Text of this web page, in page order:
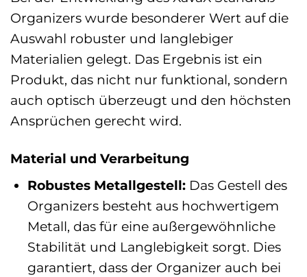
Organizers wurde besonderer Wert auf die
Auswahl robuster und langlebiger
Materialien gelegt. Das Ergebnis ist ein
Produkt, das nicht nur funktional, sondern
auch optisch überzeugt und den höchsten
Ansprüchen gerecht wird.
Material und Verarbeitung
Robustes Metallgestell:Das Gestell des
Organizers besteht aus hochwertigem
Metall, das für eine außergewöhnliche
Stabilität und Langlebigkeit sorgt. Dies
garantiert, dass der Organizer auch bei